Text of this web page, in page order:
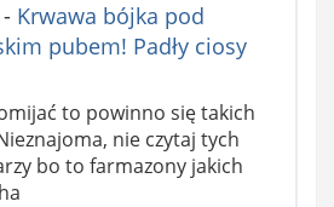
Krwawa bójka pod
pubem! Padły ciosy
to powinno się takich
nie czytaj tych
bo to farmazony jakich